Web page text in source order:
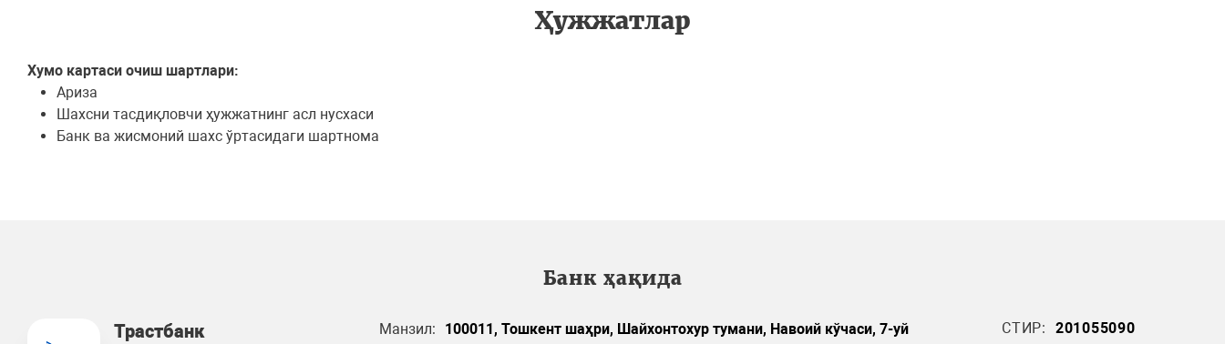
Ҳужжатлар
Хумо картаси очиш шартлари:
Ариза
Шахсни тасдиқловчи ҳужжатнинг асл нусхаси
Банк ва жисмоний шахс ўртасидаги шартнома
Банк ҳақида
Трастбанк Манзил:
100011, Тошкент шаҳри, Шайхонтохур тумани, Навоий кўчаси, 7-уй
СТИР:
201055090